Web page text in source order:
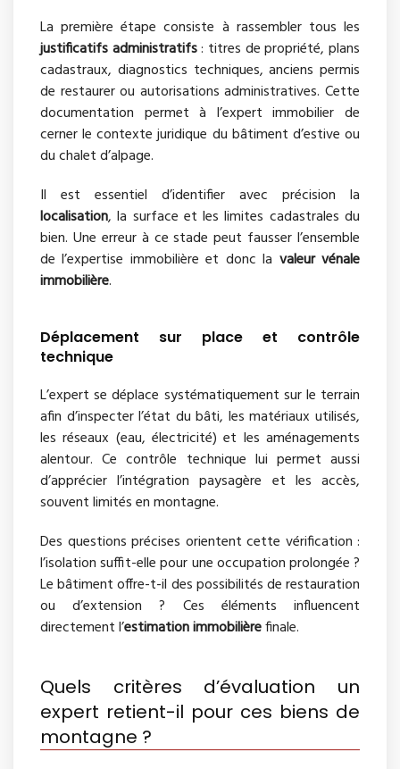
La première étape consiste à rassembler tous les
justificatifs administratifs: titres de propriété, plans
cadastraux, diagnostics techniques, anciens permis
de restaurer ou autorisations administratives. Cette
documentation permet à l’expert immobilier de
cerner le contexte juridique du bâtiment d’estive ou
du chalet d’alpage.
Il est essentiel d’identifier avec précision la
localisation, la surface et les limites cadastrales du
bien. Une erreur à ce stade peut fausser l’ensemble
de l’expertise immobilière et donc la valeur vénale
immobilière.
Déplacement sur place et contrôle
technique
L’expert se déplace systématiquement sur le terrain
afin d’inspecter l’état du bâti, les matériaux utilisés,
les réseaux (eau, électricité) et les aménagements
alentour. Ce contrôle technique lui permet aussi
d’apprécier l’intégration paysagère et les accès,
souvent limités en montagne.
Des questions précises orientent cette vérification :
l’isolation suffit-elle pour une occupation prolongée ?
Le bâtiment offre-t-il des possibilités de restauration
ou d’extension ? Ces éléments influencent
directement l’estimation immobilièrefinale.
Quels critères d’évaluation un
expert retient-il pour ces biens de
montagne ?